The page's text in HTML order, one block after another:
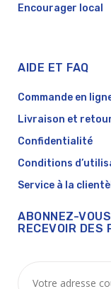
Encourager local
AIDE ET FAQ
Commande en
Livraison et
Confidentialité
Conditions
Service à la
ABONNEZ-
RECEVOIR DES